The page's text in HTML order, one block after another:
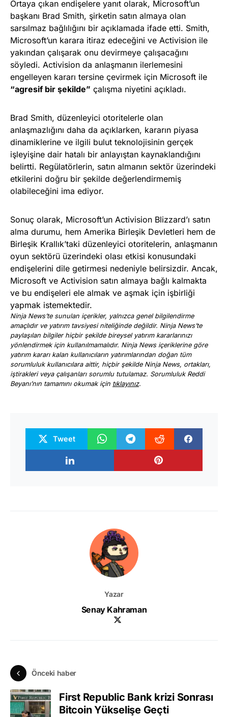
Ortaya çıkan endişelere yanıt olarak, Microsoft’un
başkanı Brad Smith, şirketin satın almaya olan
sarsılmaz bağlılığını bir açıklamada ifade etti. Smith,
Microsoft’un karara itiraz edeceğini ve Activision ile
yakından çalışarak onu devirmeye çalışacağını
söyledi. Activision da anlaşmanın ilerlemesini
engelleyen kararı tersine çevirmek için Microsoft ile
“agresif bir şekilde” çalışma niyetini açıkladı.
Brad Smith, düzenleyici otoritelerle olan
anlaşmazlığını daha da açıklarken, kararın piyasa
dinamiklerine ve ilgili bulut teknolojisinin gerçek
işleyişine dair hatalı bir anlayıştan kaynaklandığını
belirtti. Regülatörlerin, satın almanın sektör üzerindeki
etkilerini doğru bir şekilde değerlendirmemiş
olabileceğini ima ediyor.
Sonuç olarak, Microsoft’un Activision Blizzard’ı satın
alma durumu, hem Amerika Birleşik Devletleri hem de
Birleşik Krallık’taki düzenleyici otoritelerin, anlaşmanın
oyun sektörü üzerindeki olası etkisi konusundaki
endişelerini dile getirmesi nedeniyle belirsizdir. Ancak,
Microsoft ve Activision satın almaya bağlı kalmakta
ve bu endişeleri ele almak ve aşmak için işbirliği
yapmak istemektedir.
Ninja News’te sunulan içerikler, yalnızca genel bilgilendirme
amaçlıdır ve yatırım tavsiyesi niteliğinde değildir. Ninja News’te
paylaşılan bilgiler hiçbir şekilde bireysel yatırım kararlarınızı
yönlendirmek için kullanılmamalıdır. Ninja News içeriklerine göre
yatırım kararı kalan kullanıcıların yatırımlarından doğan tüm
sorumluluk kullanıcılara aittir, hiçbir şekilde Ninja News, ortakları,
iştirakleri veya çalışanları sorumlu tutulamaz. Sorumluluk Reddi
Beyanı’nın tamamını okumak için tıklayınız.
Tweet
Yazar
Senay Kahraman
Önceki haber
First Republic Bank krizi Sonrası
Bitcoin Yükselişe Geçti